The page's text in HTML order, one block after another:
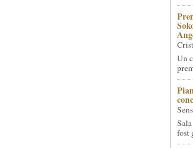
Un
fost